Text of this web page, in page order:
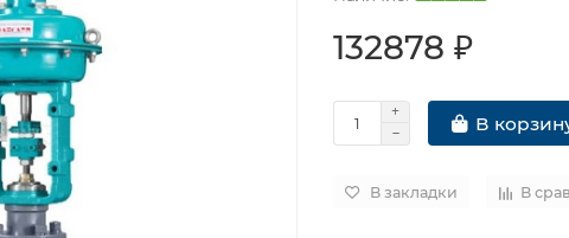
132878 ₽
В
В закладки В